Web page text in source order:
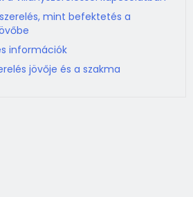
mint befektetés a
információk
jövője és a szakma